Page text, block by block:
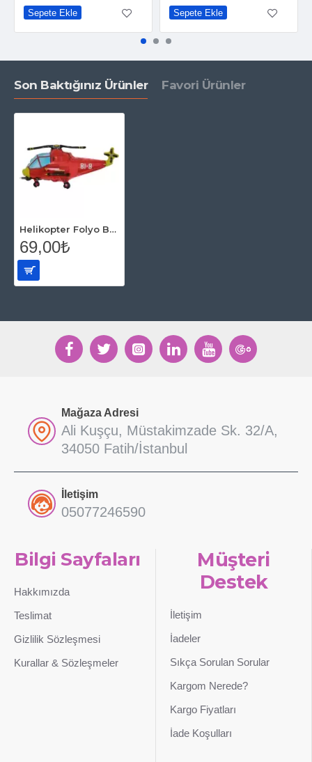
Sepete Ekle Sepete Ekle
Son Baktığınız Ürünler Favori Ürünler
Helikopter Folyo Balon
69,00₺
Mağaza Adresi
Ali Kuşçu, Müstakimzade Sk. 32/A,
34050 Fatih/İstanbul
İletişim
05077246590
Bilgi Sayfaları
Hakkımızda
Teslimat
Gizlilik Sözleşmesi
Kurallar & Sözleşmeler
Müşteri
Destek
İletişim
İadeler
Sıkça Sorulan Sorular
Kargom Nerede?
Kargo Fiyatları
İade Koşulları